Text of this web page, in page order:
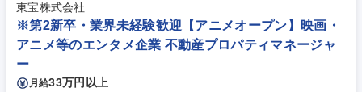
密集地域の特定整備路線の用地取得、道路に関する普及啓発事業、都内の
道路施設や道路工事現場の見学ツアー事業 ※入社後は上記いずれかの部門
へ配属。※業務内容変更の範囲：会社の定める業務 募集職種 【都庁グル
ープ】総合職（事務）◇残業月平均9時間未満／有給年平均16日取得
東宝株式会社
※第2新卒・業界未経験歓迎【アニメオープン】映画・
アニメ等のエンタメ企業 不動産プロパティマネージャ
ー
月給33万円以上